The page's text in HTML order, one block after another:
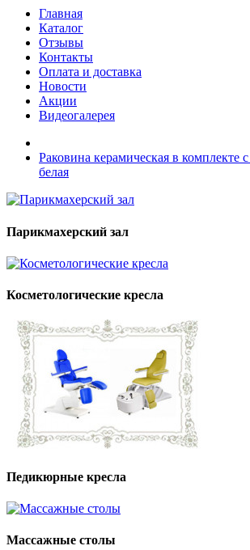
Главная
Каталог
Отзывы
Контакты
Оплата и доставка
Новости
Акции
Видеогалерея
Раковина керамическая в комплекте
белая
Парикмахерский зал
Косметологические кресла
Педикюрные кресла
Массажные столы